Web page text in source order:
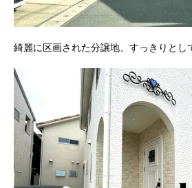
綺麗に区画された分譲地、すっきりとし